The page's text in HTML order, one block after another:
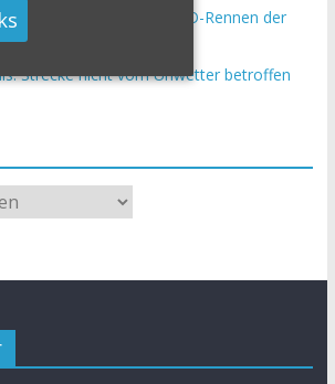
beim ersten XCO-Rennen der
Strecke nicht vom Unwetter betroffen